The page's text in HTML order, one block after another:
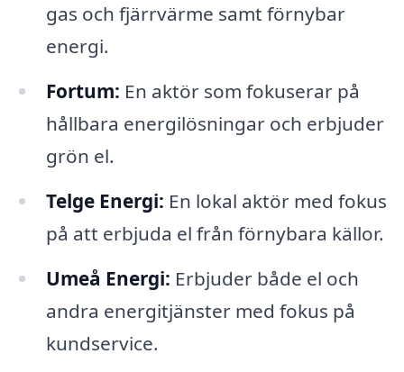
gas och fjärrvärme samt förnybar
energi.
Fortum: En aktör som fokuserar på
hållbara energilösningar och erbjuder
grön el.
Telge Energi: En lokal aktör med fokus
på att erbjuda el från förnybara källor.
Umeå Energi: Erbjuder både el och
andra energitjänster med fokus på
kundservice.